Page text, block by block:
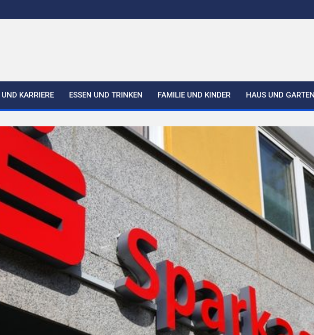
KARRIERE ESSEN UND TRINKEN FAMILIE UND KINDER HAUS UND GARTEN